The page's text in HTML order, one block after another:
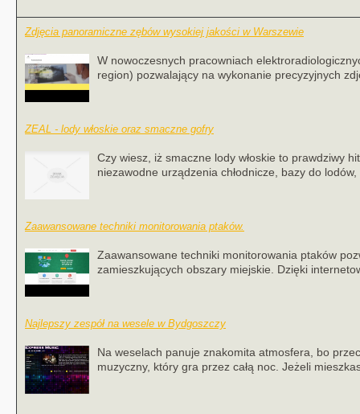
Zdjęcia panoramiczne zębów wysokiej jakości w Warszewie
W nowoczesnych pracowniach
region) pozwalający na wykonanie precyzyjnych
ZEAL - lody włoskie oraz smaczne gofry
Czy wiesz, iż smaczne lody włoskie to prawdziwy
niezawodne urządzenia chłodnicze, bazy do
Zaawansowane techniki monitorowania ptaków.
Zaawansowane techniki monitorowania ptaków
zamieszkujących obszary miejskie. Dzięki
Najlepszy zespół na wesele w Bydgoszczy
Na weselach panuje znakomita atmosfera, bo
muzyczny, który gra przez całą noc. Jeżeli